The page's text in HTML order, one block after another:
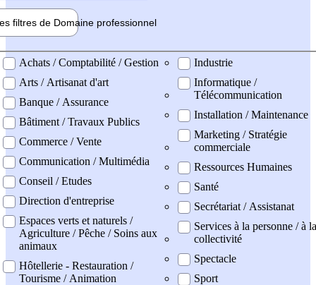
filtres de Domaine professionnel
professionel
Achats / Comptabilité / Gestion
Arts / Artisanat d'art
Banque / Assurance
Bâtiment / Travaux Publics
Commerce / Vente
Communication / Multimédia
Conseil / Etudes
Direction d'entreprise
Espaces verts et naturels /
Agriculture / Pêche / Soins aux
animaux
Hôtellerie - Restauration /
Tourisme / Animation
Industrie
Informatique /
Télécommunication
Installation / Maintenance
Marketing / Stratégie
commerciale
Ressources Humaines
Santé
Secrétariat / Assistanat
Services à la personne / à la
collectivité
Spectacle
Sport